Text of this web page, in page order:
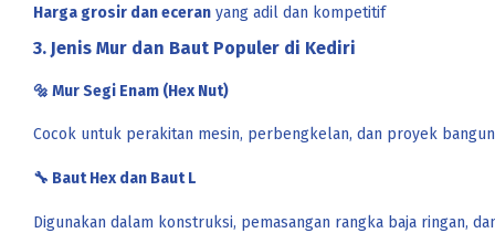
Harga grosir dan eceran yang adil dan kompetitif
3. Jenis Mur dan Baut Populer di Kediri
🔩 Mur Segi Enam (Hex Nut)
Cocok untuk perakitan mesin, perbengkelan, dan proyek
🔧 Baut Hex dan Baut L
Digunakan dalam konstruksi, pemasangan rangka baja ringan,